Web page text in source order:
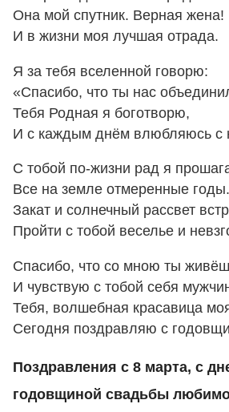
Она мой спутник. Верная жена!
И в жизни моя лучшая отрада.
Я за тебя вселенной говорю:
«Спасибо, что ты нас
Тебя Родная я боготворю,
И с каждым днём влюбляюсь с
С тобой по-жизни рад я
Все на земле отмеренные годы.
Закат и солнечный рассвет
Пройти с тобой веселье и
Спасибо, что со мною ты
И чувствую с тобой себя
Тебя, волшебная красавица
Сегодня поздравляю с
Поздравления с 8 марта, с
годовщиной свадьбы